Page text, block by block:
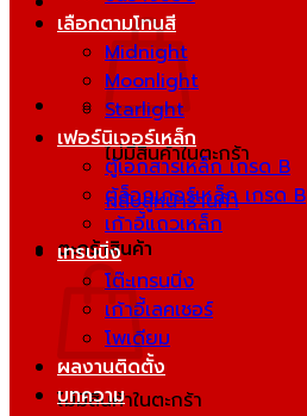
ไม่มีสินค้าในตะกร้า
กลับสู่หน้าร้านค้า
ตะกร้าสินค้า
ไม่มีสินค้าในตะกร้า
เลือกตามโทนสี
Midnight
Moonlight
Starlight
เฟอร์นิเจอร์เหล็ก
ตู้เอกสารเหล็ก เกรด B
ตู้ล็อกเกอร์เหล็ก เกรด B
เก้าอี้แถวเหล็ก
เทรนนิ่ง
โต๊ะเทรนนิ่ง
เก้าอี้เลคเชอร์
โพเดียม
ผลงานติดตั้ง
บทความ